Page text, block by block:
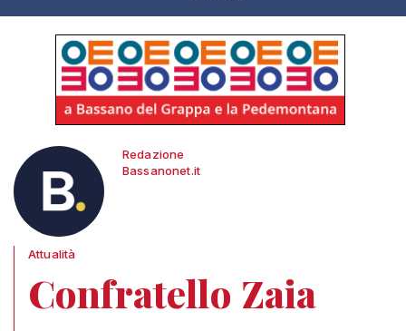
Redazione
Bassanonet.it
Attualità
Confratello Zaia